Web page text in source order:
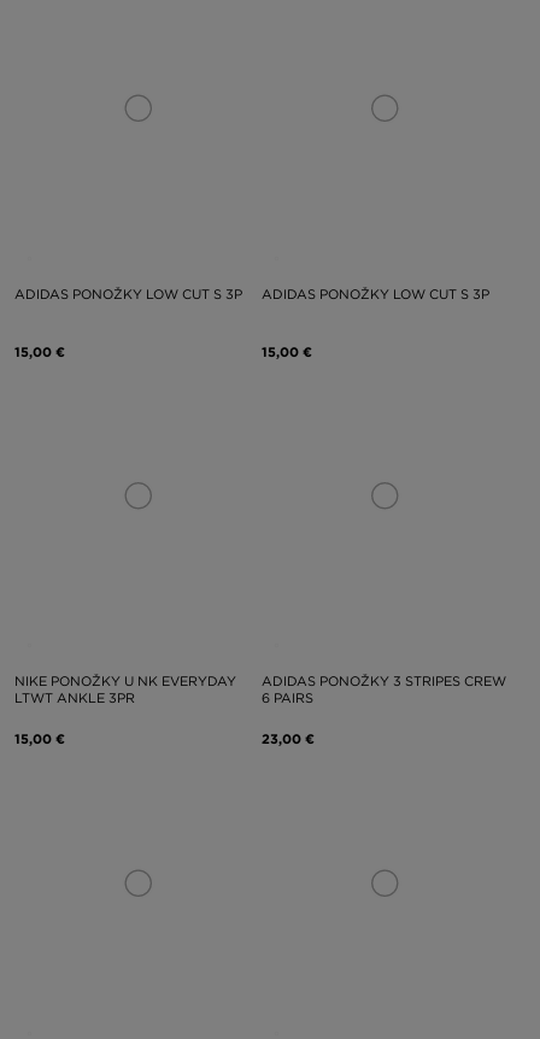
ADIDAS PONOŽKY LOW CUT S 3P
15,00 €
ADIDAS PONOŽKY LOW CUT S 3P
15,00 €
NIKE PONOŽKY U NK EVERYDAY
LTWT ANKLE 3PR
15,00 €
ADIDAS PONOŽKY 3 STRIPES CREW
6 PAIRS
23,00 €